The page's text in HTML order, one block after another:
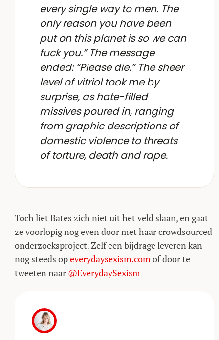
every single way to men. The
only reason you have been
put on this planet is so we can
fuck you.” The message
ended: “Please die.” The sheer
level of vitriol took me by
surprise, as hate-filled
missives poured in, ranging
from graphic descriptions of
domestic violence to threats
of torture, death and rape.
Toch liet Bates zich niet uit het veld slaan, en gaat
ze voorlopig nog even door met haar crowdsourced
onderzoeksproject. Zelf een bijdrage leveren kan
nog steeds opeverydaysexism.comof door te
tweeten naar @EverydaySexism